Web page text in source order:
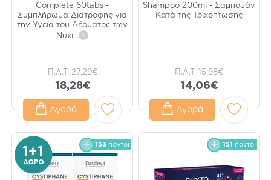
Complete 60tabs -
Συμπλήρωμα Διατροφής για
την Υγεία του Δέρματος των
Νυχι... i
Π.Λ.Τ. 27,29€
18,28€
Αγορά
Shampoo 200ml - Σαμπουάν
Κατά της Τριχόπτωσης
Π.Λ.Τ. 15,98€
14,06€
Αγορά
153 πόντοι 151 πόντοι